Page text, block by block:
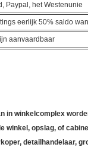
Paypal, het Westenunie
eerlijk 50% saldo
aanvaardbaar
in winkelcomplex
winkel, opslag, of
detailhandelaar,